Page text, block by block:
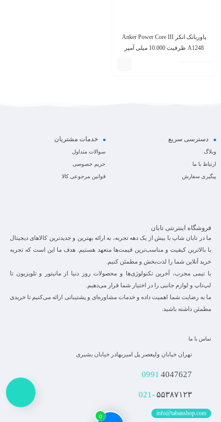
پاوربانک انکر Anker Power Core III
A1248 ظرفیت 10.000 میلی آمپر
0
دسترسی سریع
وبلاگ
ارتباط با ما
پیگیری سفارش
خدمات مشتریان
سوالات متداول
حریم خصوصی
قوانین مرجوعی کالا
فروشگاه اینترنتی تابان
ما در تابان شاپ با بیش از یک دهه تجربه، به ارائه بهترین و جدیدترین کالاهای دیجیتال
با بالاترین کیفیت و مناسب‌ترین قیمت‌ها متعهد هستیم. هدف ما این است که تجربه
خرید آنلاین شما را لذت‌بخش و مطمئن کنیم.
با تیمی مجرب، آخرین تکنولوژی‌ها و محصولات روز دنیا از مانیتور و تلویزیون تا
لپ‌تاپ و لوازم جانبی را در اختیار شما قرار می‌دهیم.
ما به رضایت شما اهمیت داده و خدمات مشاوره‌ای و پشتیبانی ارائه می‌کنیم تا خریدی
مطمئن داشته باشید.
تماس با ما
تهران خیابان ولیعصر پل امیربهادر خیابان بشیری
0991 4047627
021- ۵۵۳۸۷۱۲۳
info@tabanshop.com